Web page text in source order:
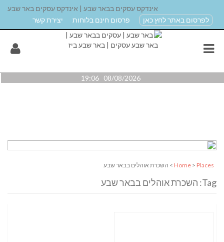
אינדקס עסקים בבאר שבע | אינדקס עסקים באר שבע
לפרסום באתר לחץ כאן
פרסום חינם בלוחות יצירת קשר
08/08/2026 19:06
Home > Places > השכרת אוהלים בבאר שבע
Tag: השכרת אוהלים בבאר שבע